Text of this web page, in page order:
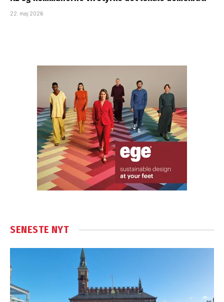
22. maj 2026
SENESTE NYT